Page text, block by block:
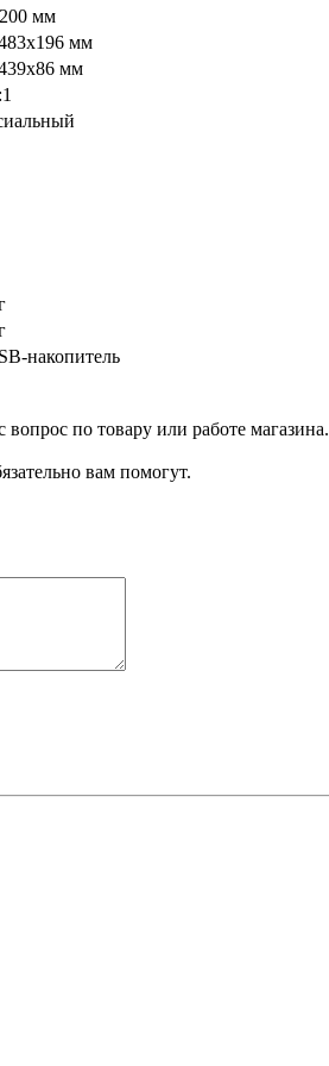
мм
мм
мм
накопитель
по товару или работе магазина.
вам помогут.